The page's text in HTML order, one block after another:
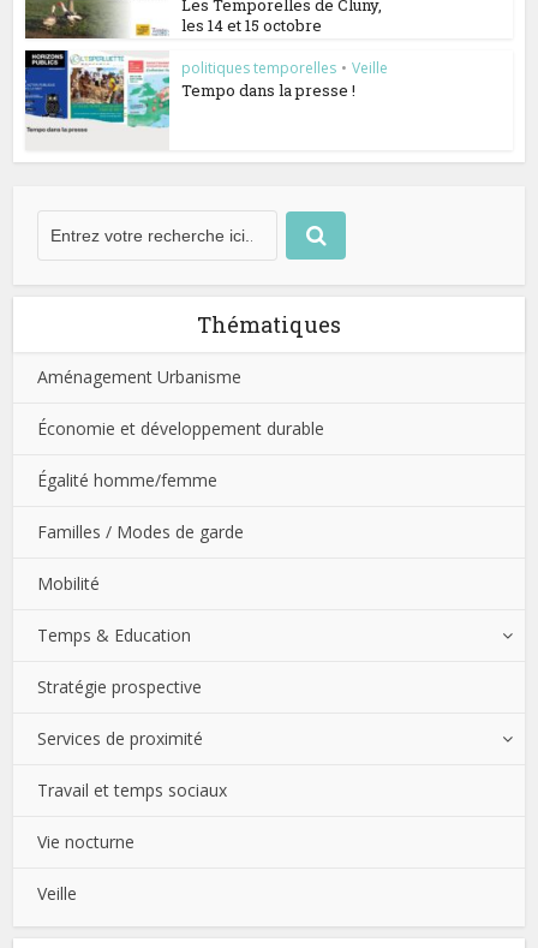
Les Temporelles de Cluny,
les 14 et 15 octobre
politiques temporelles • Veille
Tempo dans la presse !
Thématiques
Aménagement Urbanisme
Économie et développement durable
Égalité homme/femme
Familles / Modes de garde
Mobilité
Temps & Education
Stratégie prospective
Services de proximité
Travail et temps sociaux
Vie nocturne
Veille